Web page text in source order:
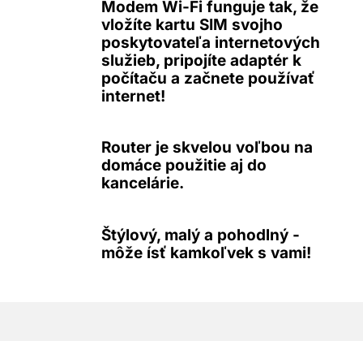
Modem Wi-Fi funguje tak, že
vložíte kartu SIM svojho
poskytovateľa internetových
služieb, pripojíte adaptér k
počítaču a začnete používať
internet!
Router je skvelou voľbou na
domáce použitie aj do
kancelárie.
Štýlový, malý a pohodlný -
môže ísť kamkoľvek s vami!